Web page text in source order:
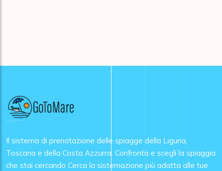
Il sistema di prenotazione delle spiagge della Liguria,
Toscana e della Costa Azzurra. Confronta e scegli la spiaggia
che stai cercando Cerca la sistemazione più adatta alle tue